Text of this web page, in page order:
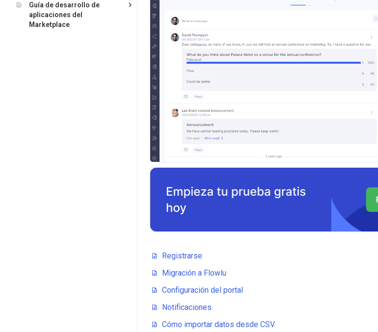
Guía de desarrollo de
aplicaciones del
Marketplace
keyboard_arrow_right
Registrarse
Migración a Flowlu
Configuración del portal
Notificaciones
Cómo importar datos desde CSV